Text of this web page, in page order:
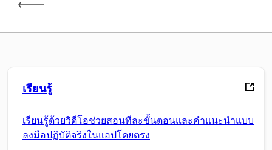
เรียนรู้
เรียนรู้ด้วยวิดีโอช่วยสอนทีละขั้นตอนและคำแนะนำแบบ
ลงมือปฏิบัติจริงในแอปโดยตรง